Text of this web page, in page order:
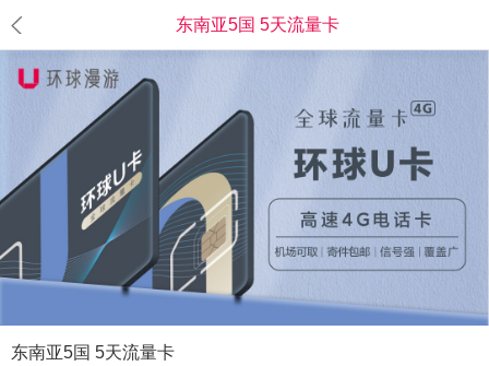
东南亚5国 5天流量卡
东南亚5国 5天流量卡